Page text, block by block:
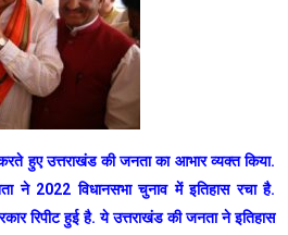
हुए उत्तराखंड की जनता का आभार व्यक्त किया.
ने 2022 विधानसभा चुनाव में इतिहास रचा है.
रिपीट हुई है. ये उत्तराखंड की जनता ने इतिहास